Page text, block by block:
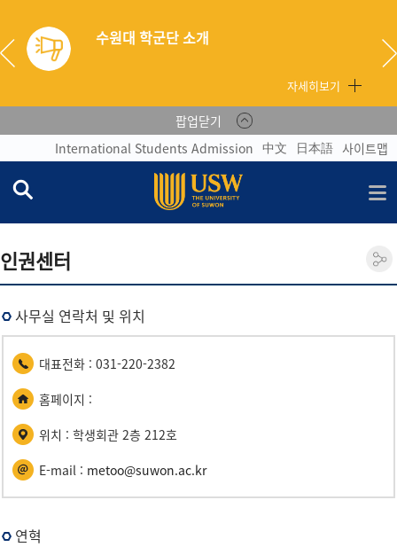
수원대 학군단 소개
자세히보기
팝업닫기
International Students Admission 中文 日本語 사이트맵
인권센터
사무실 연락처 및 위치
대표전화 : 031-220-2382
홈페이지 :
위치 : 학생회관 2층 212호
E-mail : metoo@suwon.ac.kr
연혁